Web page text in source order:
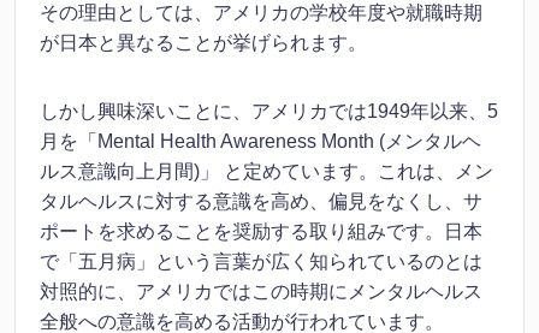
その理由としては、アメリカの学校年度や就職時期
が日本と異なることが挙げられます。
しかし興味深いことに、アメリカでは1949年以来、5
月を「Mental Health Awareness Month (メンタルヘ
ルス意識向上月間)」 と定めています。これは、メン
タルヘルスに対する意識を高め、偏見をなくし、サ
ポートを求めることを奨励する取り組みです。日本
で「五月病」という言葉が広く知られているのとは
対照的に、アメリカではこの時期にメンタルヘルス
全般への意識を高める活動が行われています。